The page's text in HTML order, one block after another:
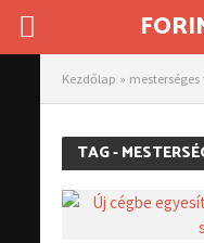
Kezdőlap »
TAG -